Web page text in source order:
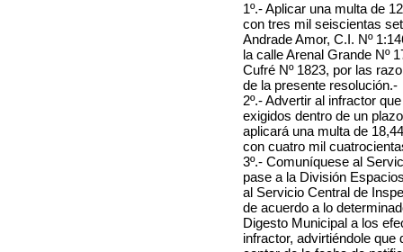
1º.- Aplicar una multa de
con tres mil seiscientas
Andrade Amor, C.I. Nº
la calle Arenal Grande Nº
Cufré Nº 1823, por las
de la presente resolución.-
2º.- Advertir al infractor
exigidos dentro de un
aplicará una multa de
con cuatro mil
3º.- Comuníquese al
pase a la División
al Servicio Central de
de acuerdo a lo
Digesto Municipal a los
infractor, advirtiéndole